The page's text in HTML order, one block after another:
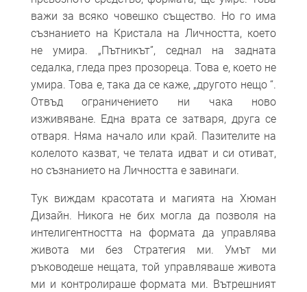
важи за всяко човешко същество. Но го има
съзнанието на Кристала на Личността, което
не умира. „Пътникът”, седнал на задната
седалка, гледа през прозореца. Това е, което не
умира. Това е, така да се каже, „другото нещо “.
Отвъд ограничението ни чака ново
изживяване. Една врата се затваря, друга се
отваря. Няма начало или край. Пазителите на
колелото казват, че телата идват и си отиват,
но съзнанието на Личността е завинаги.
Тук виждам красотата и магията на Хюман
Дизайн. Никога не бих могла да позволя на
интелигентността на формата да управлява
живота ми без Стратегия ми. Умът ми
ръководеше нещата, той управляваше живота
ми и контролираше формата ми. Вътрешният